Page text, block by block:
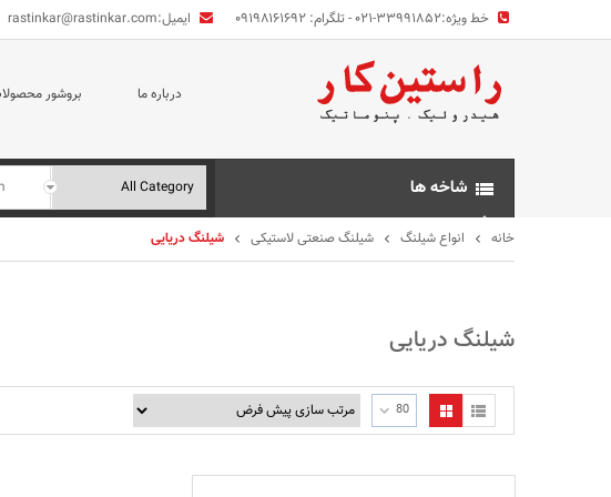
خط ویژه:۰۲۱-۳۳۹۹۱۸۵۲ - تلگرام: ۰۹۱۹۸۱۶۱۶۹۲ ایمیل:rastinkar@rastinkar.com
درباره ما بروشور
شاخه ها
خانه انواع شیلنگ شیلنگ صنعتی لاستیکی شیلنگ دریایی
شیلنگ دریایی
80